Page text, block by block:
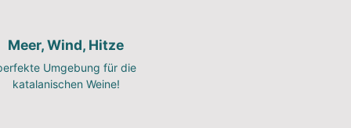
Meer, Wind, Hitze
Umgebung für die
katalanischen Weine!